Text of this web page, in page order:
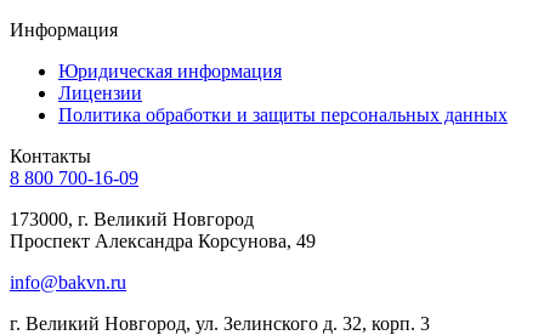
Информация
Юридическая информация
Лицензии
Политика обработки и защиты персональных данных
Контакты
8 800 700-16-09
173000, г. Великий Новгород
Проспект Александра Корсунова, 49
info@bakvn.ru
г. Великий Новгород, ул. Зелинского д. 32, корп. 3